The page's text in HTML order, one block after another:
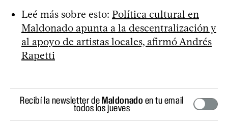
Leé más sobre esto: Política cultural en
Maldonado apunta a la descentralización y
al apoyo de artistas locales, afirmó Andrés
Rapetti
Recibí la newsletter deMaldonado en tu email
todos los jueves